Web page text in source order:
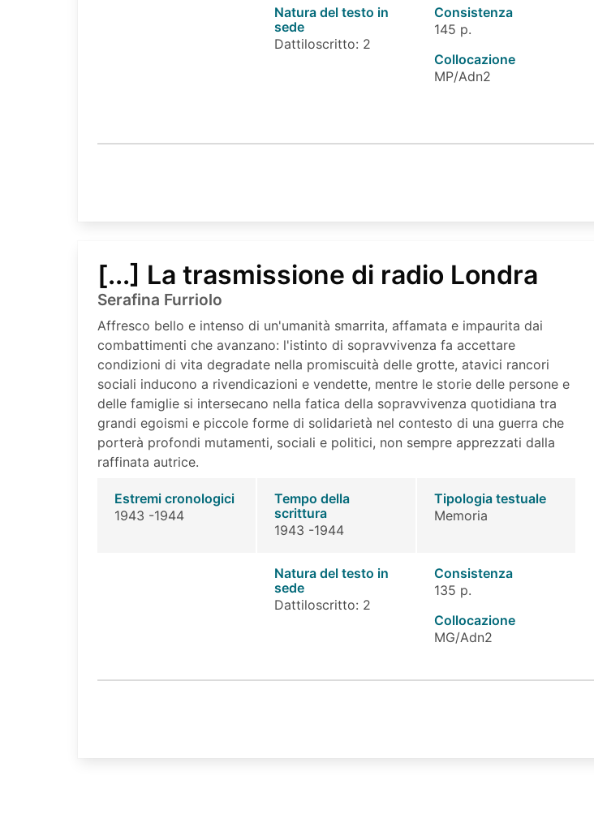
Natura del testo in
sede
Dattiloscritto: 2
Consistenza
145 p.
Collocazione
MP/Adn2
[...] La trasmissione di radio Londra
Serafina Furriolo
Affresco bello e intenso di un'umanità smarrita, affamata e impaurita dai
combattimenti che avanzano: l'istinto di sopravvivenza fa accettare
condizioni di vita degradate nella promiscuità delle grotte, atavici rancori
sociali inducono a rivendicazioni e vendette, mentre le storie delle persone e
delle famiglie si intersecano nella fatica della sopravvivenza quotidiana tra
grandi egoismi e piccole forme di solidarietà nel contesto di una guerra che
porterà profondi mutamenti, sociali e politici, non sempre apprezzati dalla
raffinata autrice.
Estremi cronologici
1943 -1944
Tempo della
scrittura
1943 -1944
Tipologia testuale
Memoria
Natura del testo in
sede
Dattiloscritto: 2
Consistenza
135 p.
Collocazione
MG/Adn2